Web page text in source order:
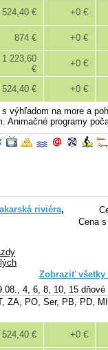
524,40 € +0 €
874 € +0 €
1 223,60
€
+0 €
524,40 € +0 €
výhľadom na more a
Animačné programy
Cena
riviéra,
Zobraziť všetky
4, 6, 8, 10, 15 dňové
ZA, PO, Ser, PB, PD,
524,40 € +0 €